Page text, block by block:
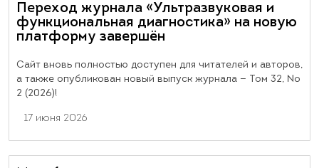
Переход журнала «Ультразвуковая и
функциональная диагностика» на новую
платформу завершён
Сайт вновь полностью доступен для читателей и авторов,
а также опубликован новый выпуск журнала — Том 32, №
2 (2026)!
17 июня 2026